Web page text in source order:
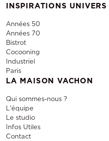
INSPIRATIONS UNIVERS
Années 50
Années 70
Bistrot
Cocooning
Industriel
Paris
LA MAISON VACHON
Qui sommes-nous ?
L'équipe
Le studio
Infos Utiles
Contact